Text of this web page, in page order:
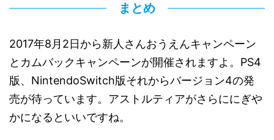
まとめ
2017年8月2日から新人さんおうえんキャンペーン
とカムバックキャンペーンが開催されますよ。PS4
版、NintendoSwitch版それからバージョン4の発
売が待っています。アストルティアがさらににぎや
かになるといいですね。